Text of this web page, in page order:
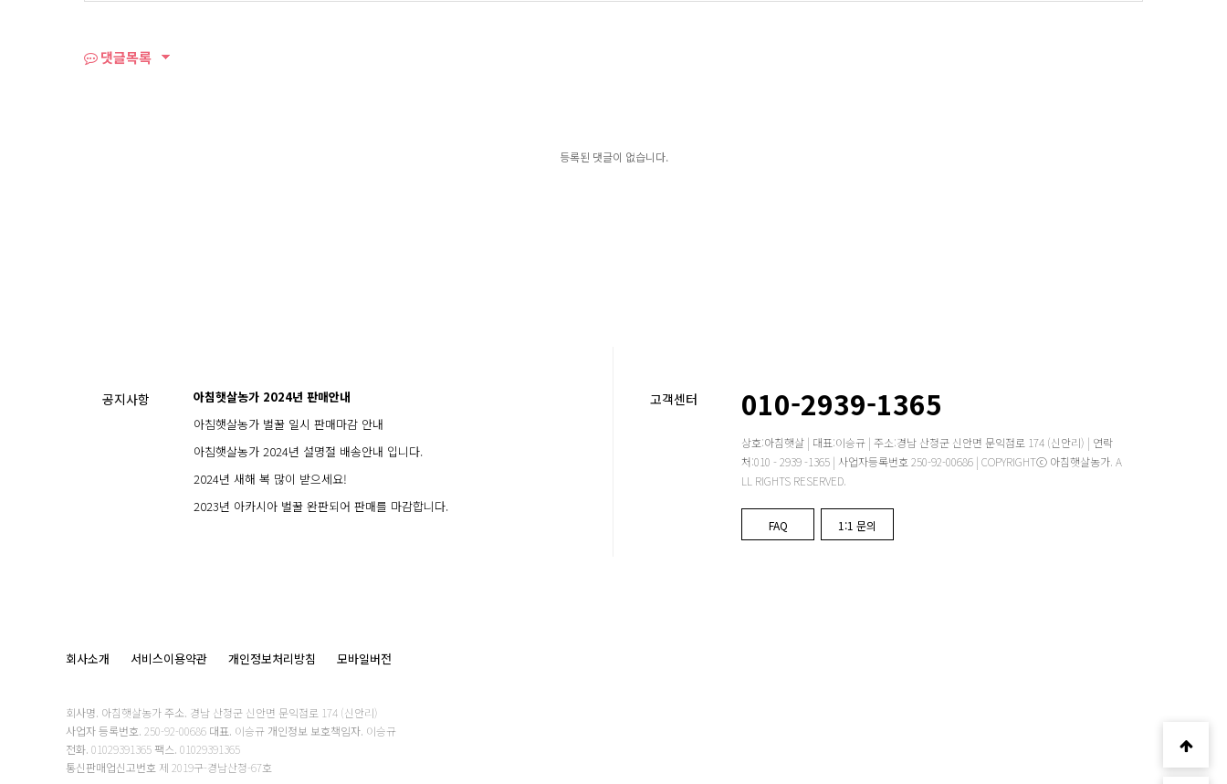
댓글목록
등록된 댓글이 없습니다.
공지사항
아침햇살농가 2024년 판매안내
아침햇살농가 벌꿀 일시 판매마감 안내
아침햇살농가 2024년 설명절 배송안내 입니다.
2024년 새해 복 많이 받으세요!
2023년 아카시아 벌꿀 완판되어 판매를 마감합니다.
고객센터 010-2939-1365
상호:아침햇살 | 대표:이승규 | 주소:경남 산청군 신안면 문익점로 174 (신안리) | 연락
처:010 - 2939 -1365 | 사업자등록번호 250-92-00686 | COPYRIGHTⓒ 아침햇살농가. A
LL RIGHTS RESERVED.
FAQ 1:1 문의
회사소개 서비스이용약관 개인정보처리방침 모바일버전
회사명. 아침햇살농가주소. 경남 산청군 신안면 문익점로 174 (신안리)
사업자 등록번호. 250-92-00686 대표. 이승규 개인정보 보호책임자. 이승규
전화. 01029391365 팩스. 01029391365
통신판매업신고번호 제 2019구-경남산청-67호